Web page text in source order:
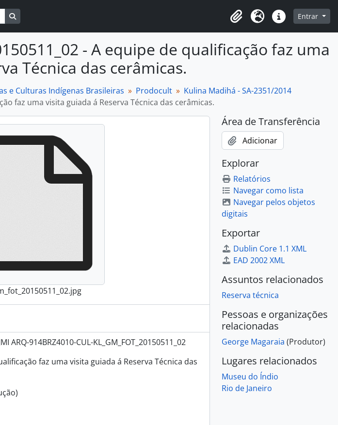
Área de Transferência
Idioma Atalhos Entrar
- A equipe de qualificação faz uma
Técnica das cerâmicas.
e Culturas Indígenas Brasileiras Prodocult
Kulina Madihá - SA-2351/2014
faz uma visita guiada á Reserva Técnica das cerâmicas.
ARQ-914BRZ4010-CUL-KL_GM_FOT_20150511_02
faz uma visita guiada á Reserva Técnica das
Área de Transferência
Adicionar
Explorar
Relatórios
Navegar como lista
Navegar pelos objetos
digitais
Exportar
Dublin Core 1.1 XML
EAD 2002 XML
Assuntos relacionados
Reserva técnica
Pessoas e organizações
relacionadas
George Magaraia (Produtor)
Lugares relacionados
Museu do Índio
Rio de Janeiro